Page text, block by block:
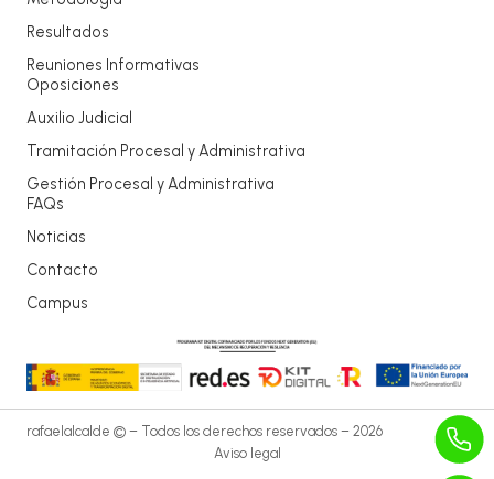
Resultados
Reuniones Informativas
Oposiciones
Auxilio Judicial
Tramitación Procesal y Administrativa
Gestión Procesal y Administrativa
FAQs
Noticias
Contacto
Campus
rafaelalcalde © – Todos los derechos reservados – 2026
Aviso legal